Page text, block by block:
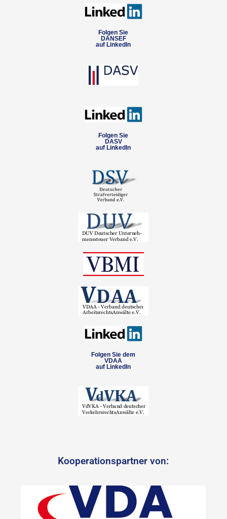
Folgen Sie
DANSEF
auf LinkedIn
Folgen Sie
DASV
auf LinkedIn
Folgen Sie dem
VDAA
auf LinkedIn
Kooperationspartner von: